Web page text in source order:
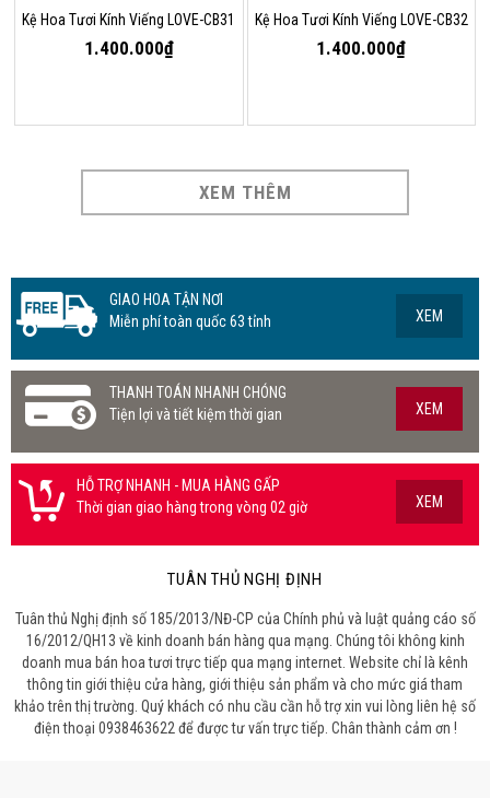
Kệ Hoa Tươi Kính Viếng LOVE-CB31
1.400.000₫
Kệ Hoa Tươi Kính Viếng LOVE-CB32
1.400.000₫
XEM THÊM
GIAO HOA TẬN NƠI
Miễn phí toàn quốc 63 tỉnh
XEM
THANH TOÁN NHANH CHÓNG
Tiện lợi và tiết kiệm thời gian
XEM
HỖ TRỢ NHANH - MUA HÀNG GẤP
Thời gian giao hàng trong vòng 02 giờ
XEM
TUÂN THỦ NGHỊ ĐỊNH
Tuân thủ Nghị định số 185/2013/NĐ-CP của Chính phủ và luật quảng cáo số
16/2012/QH13 về kinh doanh bán hàng qua mạng. Chúng tôi không kinh
doanh mua bán hoa tươi trực tiếp qua mạng internet. Website chỉ là kênh
thông tin giới thiệu cửa hàng, giới thiệu sản phẩm và cho mức giá tham
khảo trên thị trường. Quý khách có nhu cầu cần hỗ trợ xin vui lòng liên hệ số
điện thoại 0938463622 để được tư vấn trực tiếp. Chân thành cảm ơn !